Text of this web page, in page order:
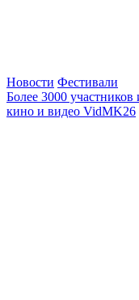
Новости Фестивали
Более 3000
кино и видео VidMK26